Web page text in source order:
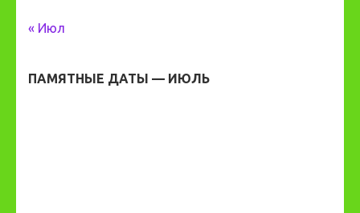
« Июл
ПАМЯТНЫЕ ДАТЫ — ИЮЛЬ